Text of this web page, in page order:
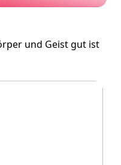
und Geist gut ist